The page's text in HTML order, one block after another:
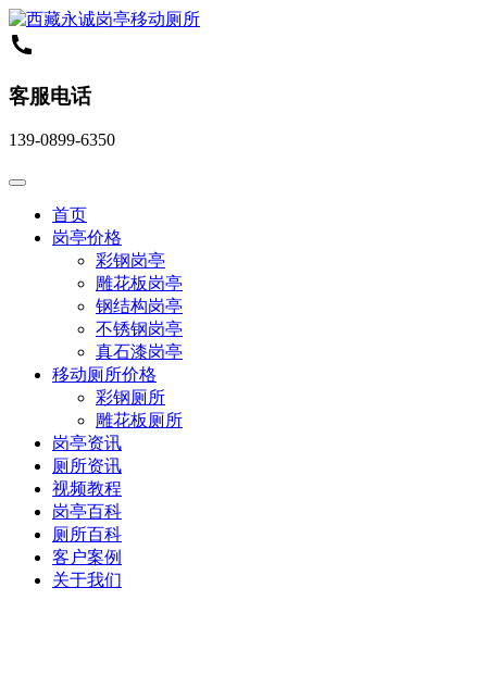
客服电话
139-0899-6350
首页
岗亭价格
彩钢岗亭
雕花板岗亭
钢结构岗亭
不锈钢岗亭
真石漆岗亭
移动厕所价格
彩钢厕所
雕花板厕所
岗亭资讯
厕所资讯
视频教程
岗亭百科
厕所百科
客户案例
关于我们